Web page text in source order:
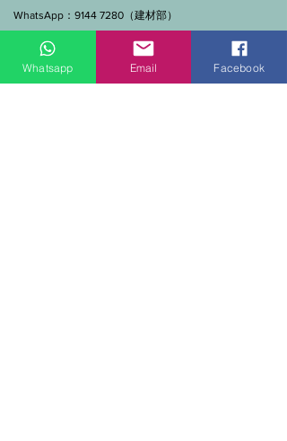
WhatsApp：9144 7280（建材部）
門市營業時間：早上11點到7點(星期一門市休息)
線上及電話查詢：9:00-18:00（假日照常）。
Whatsapp Email Facebook